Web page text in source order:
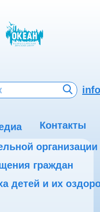
Контакты
организации
граждан
детей и их